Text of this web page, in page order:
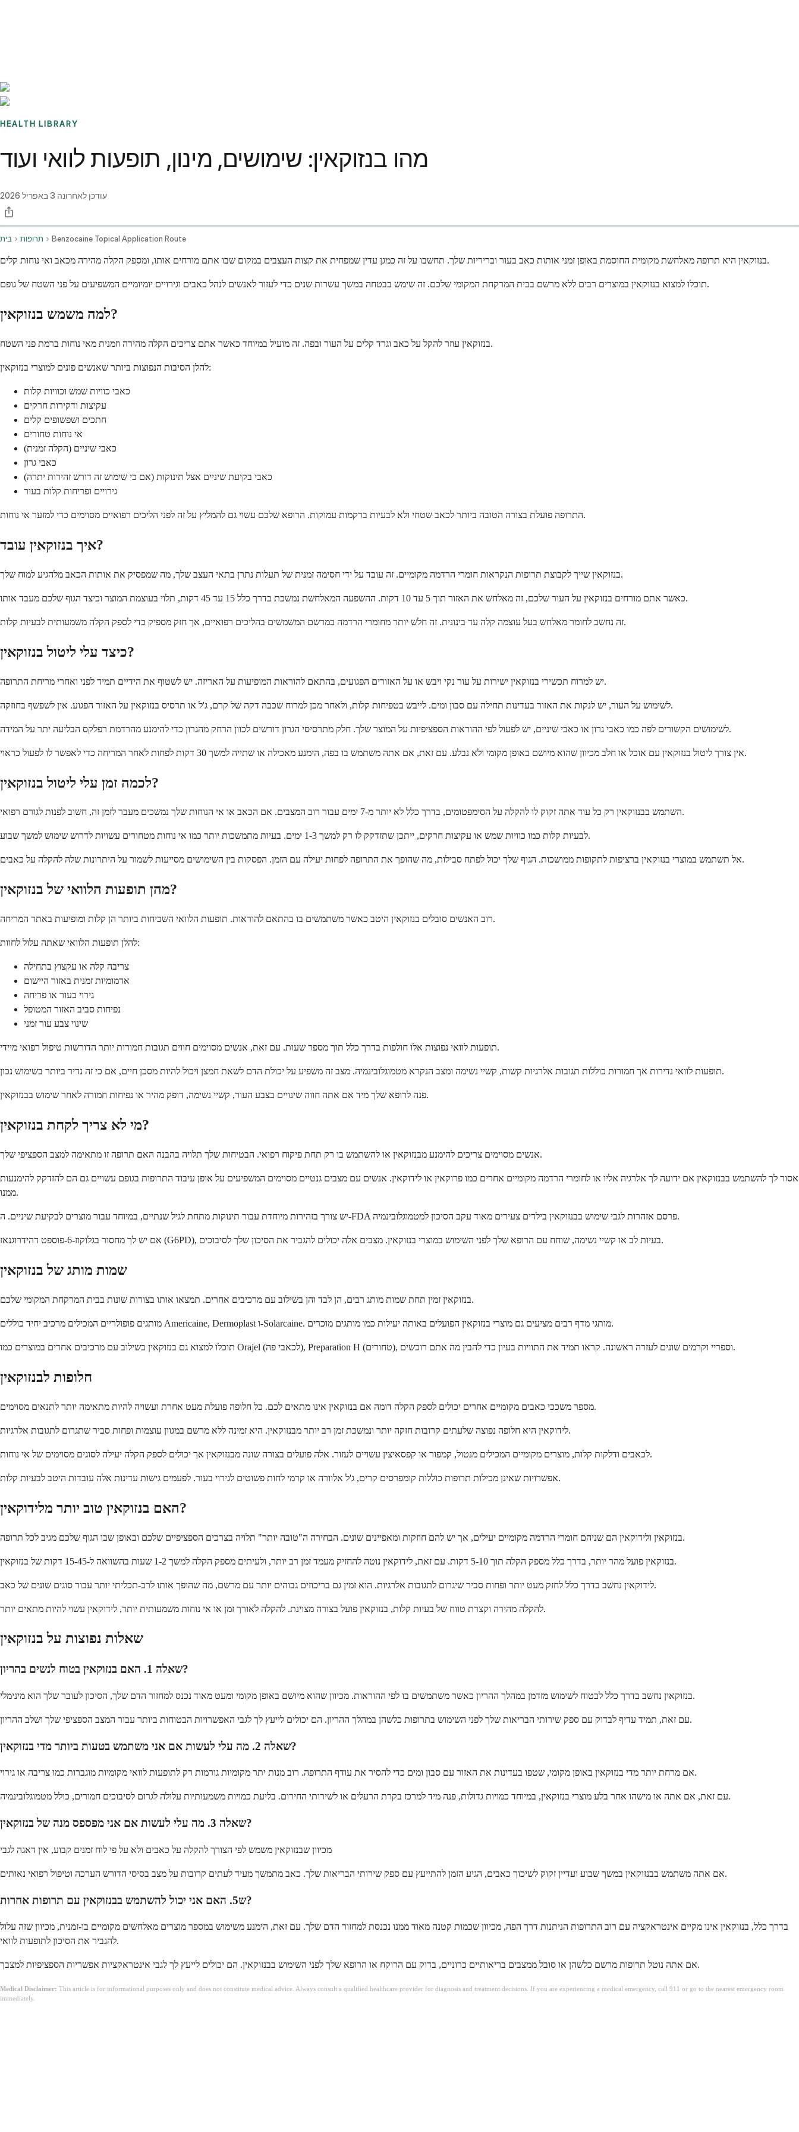
HEALTH LIBRARY
מהו בנזוקאין: שימושים, מינון, תופעות לוואי ועוד
עודכן לאחרונה 3 באפריל 2026
בית תרופות Benzocaine Topical Application Route
בנזוקאין היא תרופה מאלחשת מקומית החוסמת באופן זמני אותות כאב בעור ובריריות שלך. תחשבו על זה כמגן עדין שמפחית את קצות העצבים במקום שבו אתם מורחים אותו, ומספק הקלה מהירה מכאב ואי נוחות קלים.
תוכלו למצוא בנזוקאין במוצרים רבים ללא מרשם בבית המרקחת המקומי שלכם. זה שימש בבטחה במשך עשרות שנים כדי לעזור לאנשים לנהל כאבים וגירויים יומיומיים המשפיעים על פני השטח של גופם.
למה משמש בנזוקאין?
בנזוקאין עוזר להקל על כאב וגרד קלים על העור ובפה. זה מועיל במיוחד כאשר אתם צריכים הקלה מהירה וזמנית מאי נוחות ברמת פני השטח.
להלן הסיבות הנפוצות ביותר שאנשים פונים למוצרי בנזוקאין:
כאבי כוויות שמש וכוויות קלות
עקיצות ודקירות חרקים
חתכים ושפשופים קלים
אי נוחות טחורים
כאבי שיניים (הקלה זמנית)
כאבי גרון
כאבי בקיעת שיניים אצל תינוקות (אם כי שימוש זה דורש זהירות יתרה)
גירויים ופריחות קלות בעור
התרופה פועלת בצורה הטובה ביותר לכאב שטחי ולא לבעיות ברקמות עמוקות. הרופא שלכם עשוי גם להמליץ על זה לפני הליכים רפואיים מסוימים כדי למזער אי נוחות.
איך בנזוקאין עובד?
בנזוקאין שייך לקבוצת תרופות הנקראות חומרי הרדמה מקומיים. זה עובד על ידי חסימה זמנית של תעלות נתרן בתאי העצב שלך, מה שמפסיק את אותות הכאב מלהגיע למוח שלך.
כאשר אתם מורחים בנזוקאין על העור שלכם, זה מאלחש את האזור תוך 5 עד 10 דקות. ההשפעה המאלחשת נמשכת בדרך כלל 15 עד 45 דקות, תלוי בעוצמת המוצר וכיצד הגוף שלכם מעבד אותו.
זה נחשב לחומר מאלחש בעל עוצמה קלה עד בינונית. זה חלש יותר מחומרי הרדמה במרשם המשמשים בהליכים רפואיים, אך חזק מספיק כדי לספק הקלה משמעותית לבעיות קלות.
כיצד עלי ליטול בנזוקאין?
יש למרוח תכשירי בנזוקאין ישירות על עור נקי ויבש או על האזורים הפגועים, בהתאם להוראות המופיעות על האריזה. יש לשטוף את הידיים תמיד לפני ואחרי מריחת התרופה.
לשימוש על העור, יש לנקות את האזור בעדינות תחילה עם סבון ומים. לייבש בטפיחות קלות, ולאחר מכן למרוח שכבה דקה של קרם, ג'ל או תרסיס בנזוקאין על האזור הפגוע. אין לשפשף בחוזקה.
לשימושים הקשורים לפה כמו כאבי גרון או כאבי שיניים, יש לפעול לפי ההוראות הספציפיות על המוצר שלך. חלק מתרסיסי הגרון דורשים לכוון הרחק מהגרון כדי להימנע מהרדמת רפלקס הבליעה יתר על המידה.
אין צורך ליטול בנזוקאין עם אוכל או חלב מכיוון שהוא מיושם באופן מקומי ולא נבלע. עם זאת, אם אתה משתמש בו בפה, הימנע מאכילה או שתייה למשך 30 דקות לפחות לאחר המריחה כדי לאפשר לו לפעול כראוי.
לכמה זמן עלי ליטול בנזוקאין?
השתמש בבנזוקאין רק כל עוד אתה זקוק לו להקלה על הסימפטומים, בדרך כלל לא יותר מ-7 ימים עבור רוב המצבים. אם הכאב או אי הנוחות שלך נמשכים מעבר לזמן זה, חשוב לפנות לגורם רפואי.
לבעיות קלות כמו כוויות שמש או עקיצות חרקים, ייתכן שתזדקק לו רק למשך 1-3 ימים. בעיות מתמשכות יותר כמו אי נוחות מטחורים עשויות לדרוש שימוש למשך שבוע.
אל תשתמש במוצרי בנזוקאין ברציפות לתקופות ממושכות. הגוף שלך יכול לפתח סבילות, מה שהופך את התרופה לפחות יעילה עם הזמן. הפסקות בין השימושים מסייעות לשמור על היתרונות שלה להקלה על כאבים.
מהן תופעות הלוואי של בנזוקאין?
רוב האנשים סובלים בנזוקאין היטב כאשר משתמשים בו בהתאם להוראות. תופעות הלוואי השכיחות ביותר הן קלות ומופיעות באתר המריחה.
להלן תופעות הלוואי שאתה עלול לחוות:
צריבה קלה או עקצוץ בתחילה
אדמומיות זמנית באזור היישום
גירוי בעור או פריחה
נפיחות סביב האזור המטופל
שינוי צבע עור זמני
תופעות לוואי נפוצות אלו חולפות בדרך כלל תוך מספר שעות. עם זאת, אנשים מסוימים חווים תגובות חמורות יותר הדורשות טיפול רפואי מיידי.
תופעות לוואי נדירות אך חמורות כוללות תגובות אלרגיות קשות, קשיי נשימה ומצב הנקרא מטמוגלובינמיה. מצב זה משפיע על יכולת הדם לשאת חמצן ויכול להיות מסכן חיים, אם כי זה נדיר ביותר בשימוש נכון.
פנה לרופא שלך מיד אם אתה חווה שינויים בצבע העור, קשיי נשימה, דופק מהיר או נפיחות חמורה לאחר שימוש בבנזוקאין.
מי לא צריך לקחת בנזוקאין?
אנשים מסוימים צריכים להימנע מבנזוקאין או להשתמש בו רק תחת פיקוח רפואי. הבטיחות שלך תלויה בהבנה האם תרופה זו מתאימה למצב הספציפי שלך.
אסור לך להשתמש בבנזוקאין אם ידועה לך אלרגיה אליו או לחומרי הרדמה מקומיים אחרים כמו פרוקאין או לידוקאין. אנשים עם מצבים גנטיים מסוימים המשפיעים על אופן עיבוד התרופות בגופם עשויים גם הם להזדקק להימנעות
ממנו.
יש צורך בזהירות מיוחדת עבור תינוקות מתחת לגיל שנתיים, במיוחד עבור מוצרים לבקיעת שיניים. ה-FDA פרסם אזהרות לגבי שימוש בבנזוקאין בילדים צעירים מאוד עקב הסיכון למטמוגלובינמיה.
אם יש לך מחסור בגלוקוז-6-פוספט דהידרוגנאז (G6PD), בעיות לב או קשיי נשימה, שוחח עם הרופא שלך לפני השימוש במוצרי בנזוקאין. מצבים אלה יכולים להגביר את הסיכון שלך לסיבוכים.
שמות מותג של בנזוקאין
בנזוקאין זמין תחת שמות מותג רבים, הן לבד והן בשילוב עם מרכיבים אחרים. תמצאו אותו בצורות שונות בבית המרקחת המקומי שלכם.
מותגים פופולריים המכילים מרכיב יחיד כוללים Americaine, Dermoplast ו-Solarcaine. מותגי מדף רבים מציעים גם מוצרי בנזוקאין הפועלים באותה יעילות כמו מותגים מוכרים.
תוכלו למצוא גם בנזוקאין בשילוב עם מרכיבים אחרים במוצרים כמו Orajel (לכאבי פה), Preparation H (טחורים), וספריי וקרמים שונים לעזרה ראשונה. קראו תמיד את התוויות בעיון כדי להבין מה אתם רוכשים.
חלופות לבנזוקאין
מספר משככי כאבים מקומיים אחרים יכולים לספק הקלה דומה אם בנזוקאין אינו מתאים לכם. כל חלופה פועלת מעט אחרת ועשויה להיות מתאימה יותר לתנאים מסוימים.
לידוקאין היא חלופה נפוצה שלעתים קרובות חזקה יותר ונמשכת זמן רב יותר מבנזוקאין. היא זמינה ללא מרשם במגוון עוצמות ופחות סביר שתגרום לתגובות אלרגיות.
לכאבים ודלקות קלות, מוצרים מקומיים המכילים מנטול, קמפור או קפסאיצין עשויים לעזור. אלה פועלים בצורה שונה מבנזוקאין אך יכולים לספק הקלה יעילה לסוגים מסוימים של אי נוחות.
אפשרויות שאינן מכילות תרופות כוללות קומפרסים קרים, ג'ל אלוורה או קרמי לחות פשוטים לגירוי בעור. לפעמים גישות עדינות אלה עובדות היטב לבעיות קלות.
האם בנזוקאין טוב יותר מלידוקאין?
בנזוקאין ולידוקאין הם שניהם חומרי הרדמה מקומיים יעילים, אך יש להם חוזקות ומאפיינים שונים. הבחירה ה"טובה יותר" תלויה בצרכים הספציפיים שלכם ובאופן שבו הגוף שלכם מגיב לכל תרופה.
בנזוקאין פועל מהר יותר, בדרך כלל מספק הקלה תוך 5-10 דקות. עם זאת, לידוקאין נוטה להחזיק מעמד זמן רב יותר, ולעיתים מספק הקלה למשך 1-2 שעות בהשוואה ל-15-45 דקות של בנזוקאין.
לידוקאין נחשב בדרך כלל לחזק מעט יותר ופחות סביר שיגרום לתגובות אלרגיות. הוא זמין גם בריכוזים גבוהים יותר עם מרשם, מה שהופך אותו לרב-תכליתי יותר עבור סוגים שונים של כאב.
להקלה מהירה וקצרת טווח של בעיות קלות, בנזוקאין פועל בצורה מצוינת. להקלה לאורך זמן או אי נוחות משמעותית יותר, לידוקאין עשוי להיות מתאים יותר.
שאלות נפוצות על בנזוקאין
שאלה 1. האם בנזוקאין בטוח לנשים בהריון?
בנזוקאין נחשב בדרך כלל לבטוח לשימוש מזדמן במהלך ההריון כאשר משתמשים בו לפי ההוראות. מכיוון שהוא מיושם באופן מקומי ומעט מאוד נכנס למחזור הדם שלך, הסיכון לעובר שלך הוא מינימלי.
עם זאת, תמיד עדיף לבדוק עם ספק שירותי הבריאות שלך לפני השימוש בתרופות כלשהן במהלך ההריון. הם יכולים לייעץ לך לגבי האפשרויות הבטוחות ביותר עבור המצב הספציפי שלך ושלב ההריון.
שאלה 2. מה עלי לעשות אם אני משתמש בטעות ביותר מדי בנזוקאין?
אם מרחת יותר מדי בנזוקאין באופן מקומי, שטפו בעדינות את האזור עם סבון ומים כדי להסיר את עודף התרופה. רוב מנות יתר מקומיות גורמות רק לתופעות לוואי מקומיות מוגברות כמו צריבה או גירוי.
עם זאת, אם אתה או מישהו אחר בלע מוצרי בנזוקאין, במיוחד כמויות גדולות, פנה מיד למרכז בקרת הרעלים או לשירותי החירום. בליעת כמויות משמעותיות עלולה לגרום לסיבוכים חמורים, כולל מטמוגלובינמיה.
שאלה 3. מה עלי לעשות אם אני מפספס מנה של בנזוקאין?
מכיוון שבנזוקאין משמש לפי הצורך להקלה על כאבים ולא על פי לוח זמנים קבוע, אין דאגה לגבי
אם אתה משתמש בבנזוקאין במשך שבוע ועדיין זקוק לשיכוך כאבים, הגיע הזמן להתייעץ עם ספק שירותי הבריאות שלך. כאב מתמשך מעיד לעתים קרובות על מצב בסיסי הדורש הערכה וטיפול רפואי נאותים.
ש5. האם אני יכול להשתמש בבנזוקאין עם תרופות אחרות?
בדרך כלל, בנזוקאין אינו מקיים אינטראקציה עם רוב התרופות הניתנות דרך הפה, מכיוון שכמות קטנה מאוד ממנו נכנסת למחזור הדם שלך. עם זאת, הימנע משימוש במספר מוצרים מאלחשים מקומיים בו-זמנית, מכיוון שזה עלול
להגביר את הסיכון לתופעות לוואי.
אם אתה נוטל תרופות מרשם כלשהן או סובל ממצבים בריאותיים כרוניים, בדוק עם הרוקח או הרופא שלך לפני השימוש בבנזוקאין. הם יכולים לייעץ לך לגבי אינטראקציות אפשריות הספציפיות למצבך.
Medical Disclaimer: This article is for informational purposes only and does not constitute medical advice. Always consult a qualified healthcare provider for diagnosis and treatment decisions. If you are experiencing a medical emergency, call 911 or go to the nearest emergency room
immediately.